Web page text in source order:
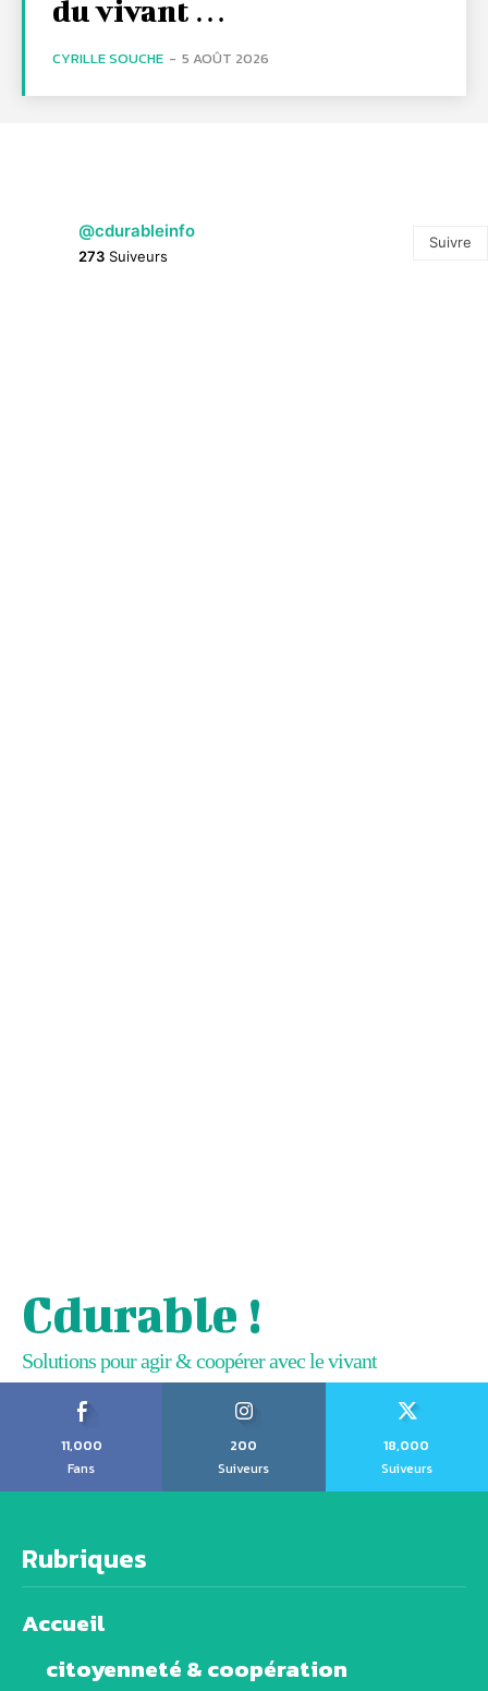
du vivant …
CYRILLE SOUCHE - 5 AOÛT 2026
@cdurableinfo
273 Suiveurs
Suivre
Cdurable !
Solutions pour agir & coopérer avec le vivant
11,000
Fans
200
Suiveurs
18,000
Suiveurs
Rubriques
Accueil
citoyenneté & coopération